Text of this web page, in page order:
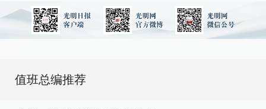
值班总编推荐